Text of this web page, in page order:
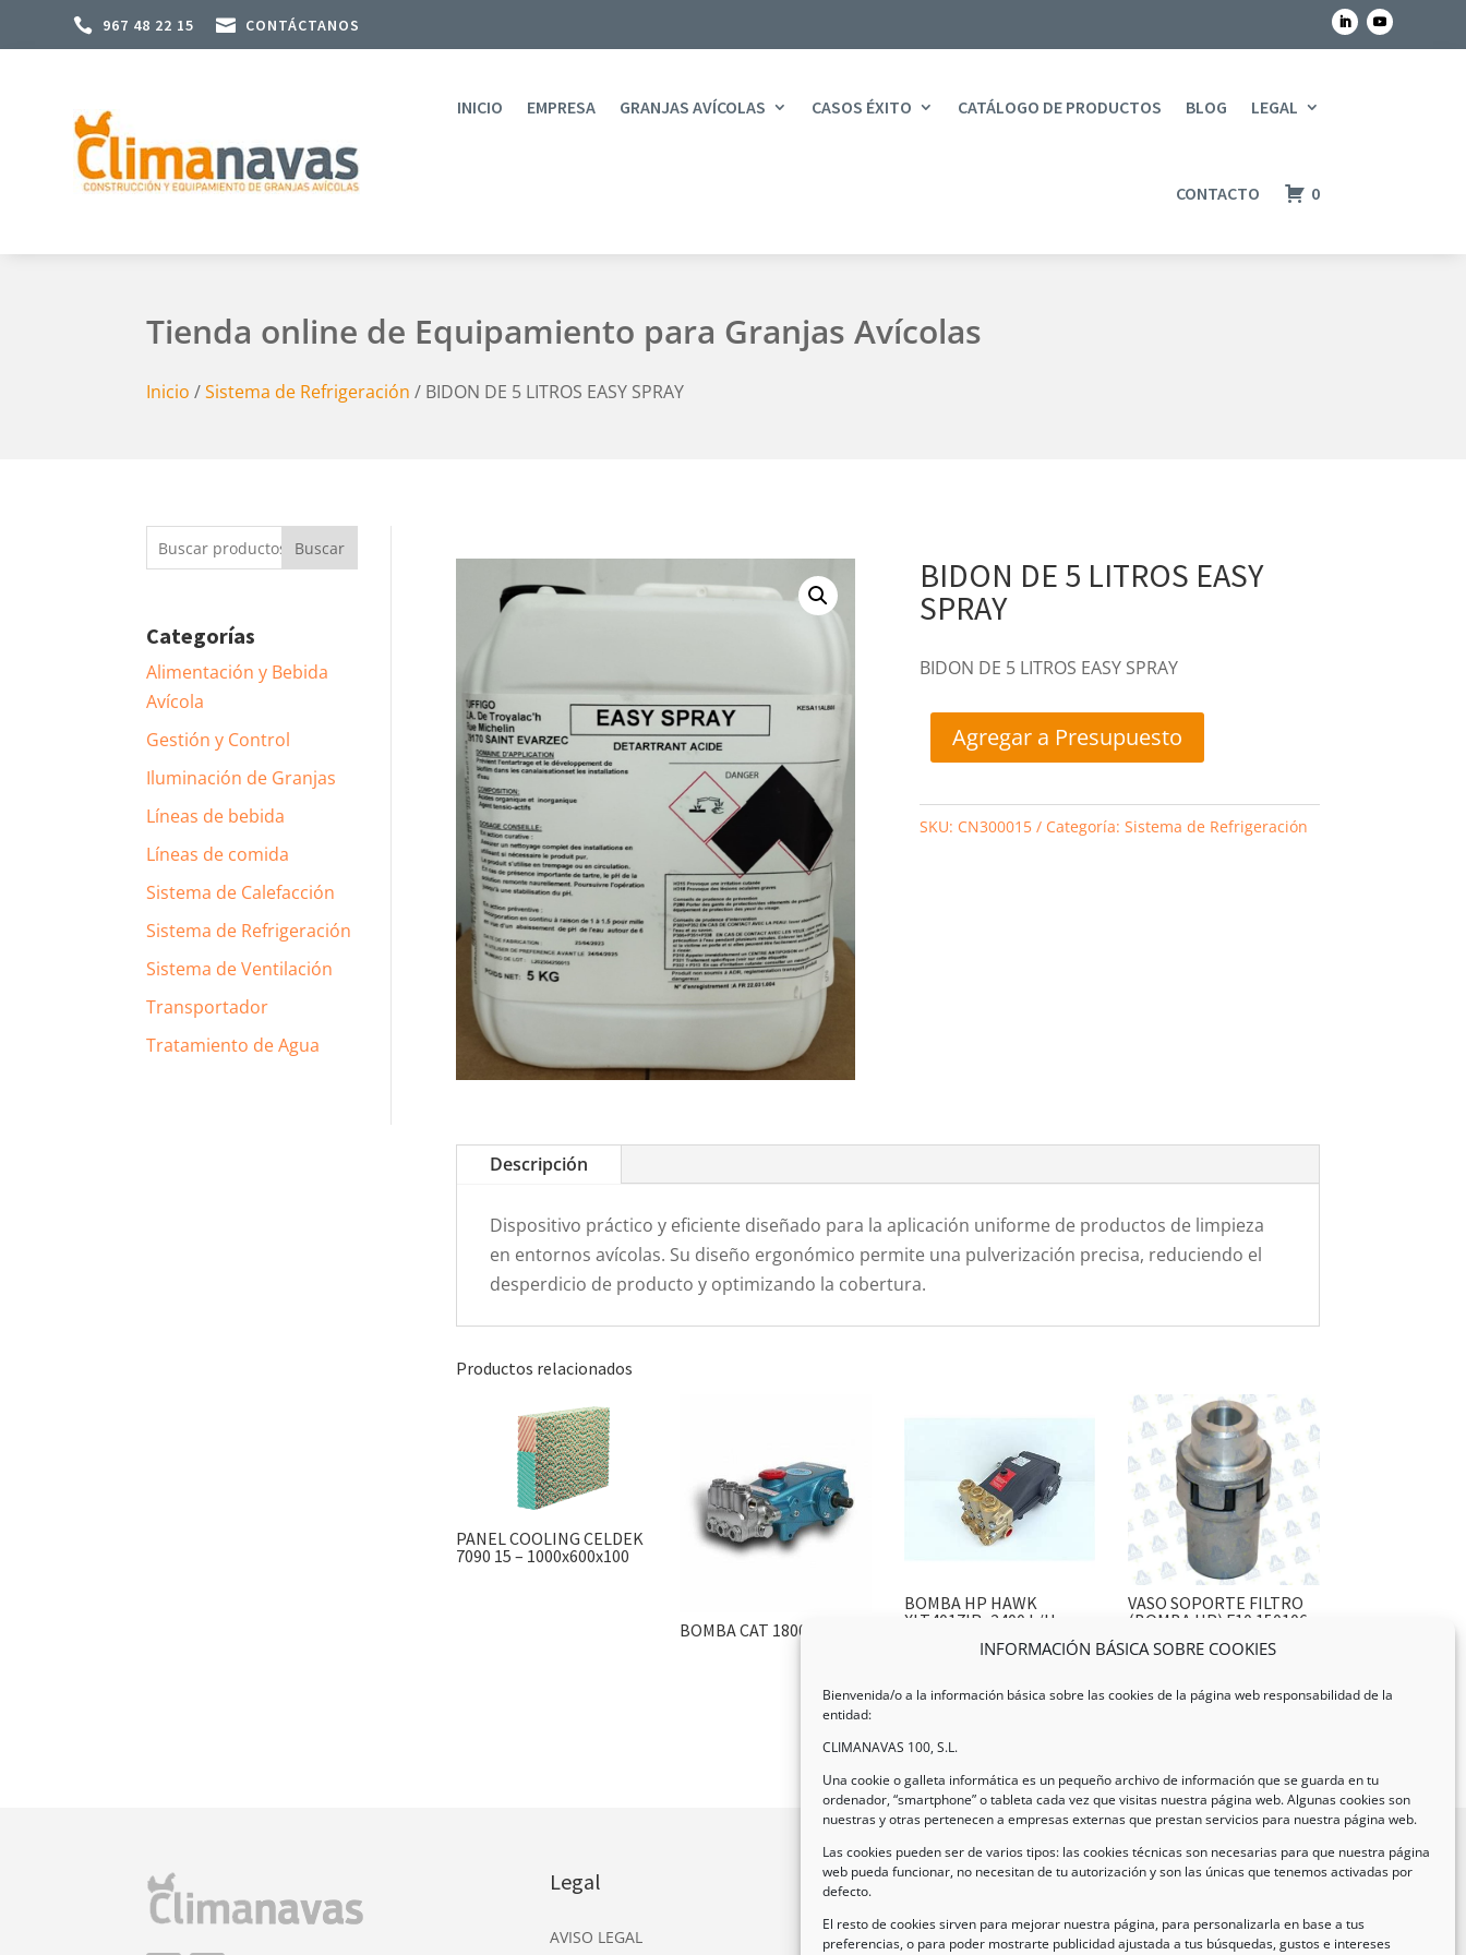
INFORMACIÓN BÁSICA SOBRE COOKIES
Bienvenida/o a la información básica sobre las cookies de la página web responsabilidad de la
entidad:
CLIMANAVAS 100, S.L.
Una cookie o galleta informática es un pequeño archivo de información que se guarda en tu
ordenador, “smartphone” o tableta cada vez que visitas nuestra página web. Algunas cookies son
nuestras y otras pertenecen a empresas externas que prestan servicios para nuestra página web.
Las cookies pueden ser de varios tipos: las cookies técnicas son necesarias para que nuestra página
web pueda funcionar, no necesitan de tu autorización y son las únicas que tenemos activadas por
defecto.
El resto de cookies sirven para mejorar nuestra página, para personalizarla en base a tus
preferencias, o para poder mostrarte publicidad ajustada a tus búsquedas, gustos e intereses
 967 48 22 15  CONTÁCTANOS
INICIO EMPRESA GRANJAS AVÍCOLAS CASOS ÉXITO CATÁLOGO DE PRODUCTOS BLOG LEGAL
CONTACTO 0
Tienda online de Equipamiento para Granjas Avícolas
Inicio /Sistema de Refrigeración / BIDON DE 5 LITROS EASY SPRAY
Buscar
por:
Buscar
Categorías
Alimentación y Bebida
Avícola
Gestión y Control
Iluminación de Granjas
Líneas de bebida
Líneas de comida
Sistema de Calefacción
Sistema de Refrigeración
Sistema de Ventilación
Transportador
Tratamiento de Agua
BIDON DE 5 LITROS EASY
SPRAY
BIDON DE 5 LITROS EASY SPRAY
Agregar a Presupuesto
SKU: CN300015 Categoría:Sistema de Refrigeración
Descripción
Dispositivo práctico y eficiente diseñado para la aplicación uniforme de productos de limpieza
en entornos avícolas. Su diseño ergonómico permite una pulverización precisa, reduciendo el
desperdicio de producto y optimizando la cobertura.
Productos relacionados
PANEL COOLING CELDEK
7090 15 – 1000x600x100
BOMBA CAT 1800/2400L
BOMBA HP HAWK
XLT4017IR_2400 L/H
VASO SOPORTE FILTRO
(BOMBA HP) F10.150106
Legal
AVISO LEGAL
Información de Contacto
Dirección:C/ Iglesia, 17 – CP 02246
Navas de Jorquera – Albacete (España)